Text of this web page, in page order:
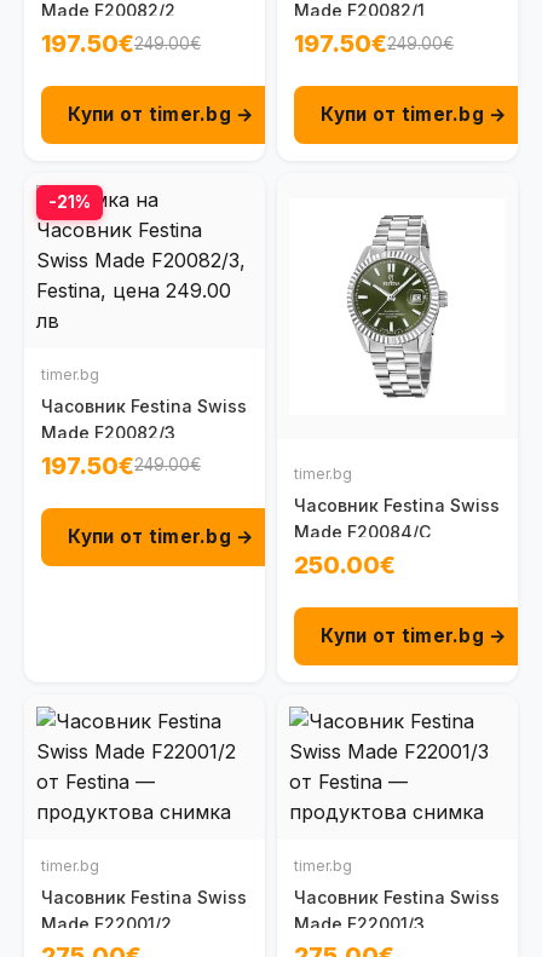
Made F20082/2
197.50€249.00€
Купи от timer.bg →
Made F20082/1
197.50€249.00€
Купи от timer.bg →
-21%
timer.bg
Часовник Festina Swiss
Made F20082/3
197.50€249.00€
Купи от timer.bg →
timer.bg
Часовник Festina Swiss
Made F20084/C
250.00€
Купи от timer.bg →
timer.bg
Часовник Festina Swiss
Made F22001/2
timer.bg
Часовник Festina Swiss
Made F22001/3